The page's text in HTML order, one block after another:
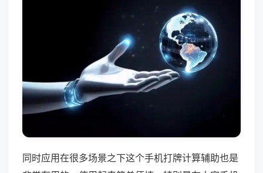
同时应用在很多场景之下这个手机打牌计算辅助也是